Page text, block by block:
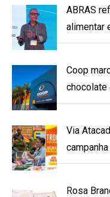
ABRAS
alimentar
Coop
chocolate
Via
Rosa